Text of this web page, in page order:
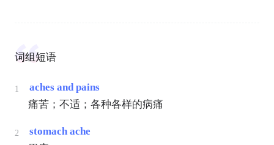
词组短语
1
aches and pains
痛苦；不适；各种各样的病痛
2
stomach ache